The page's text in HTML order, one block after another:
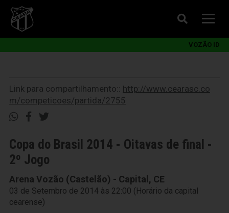
VOZÃO ID
Link para compartilhamento:: http://www.cearasc.co
m/competicoes/partida/2755
Copa do Brasil 2014 - Oitavas de final -
2º Jogo
Arena Vozão (Castelão) - Capital, CE
03 de Setembro de 2014 às 22:00 (Horário da capital
cearense)